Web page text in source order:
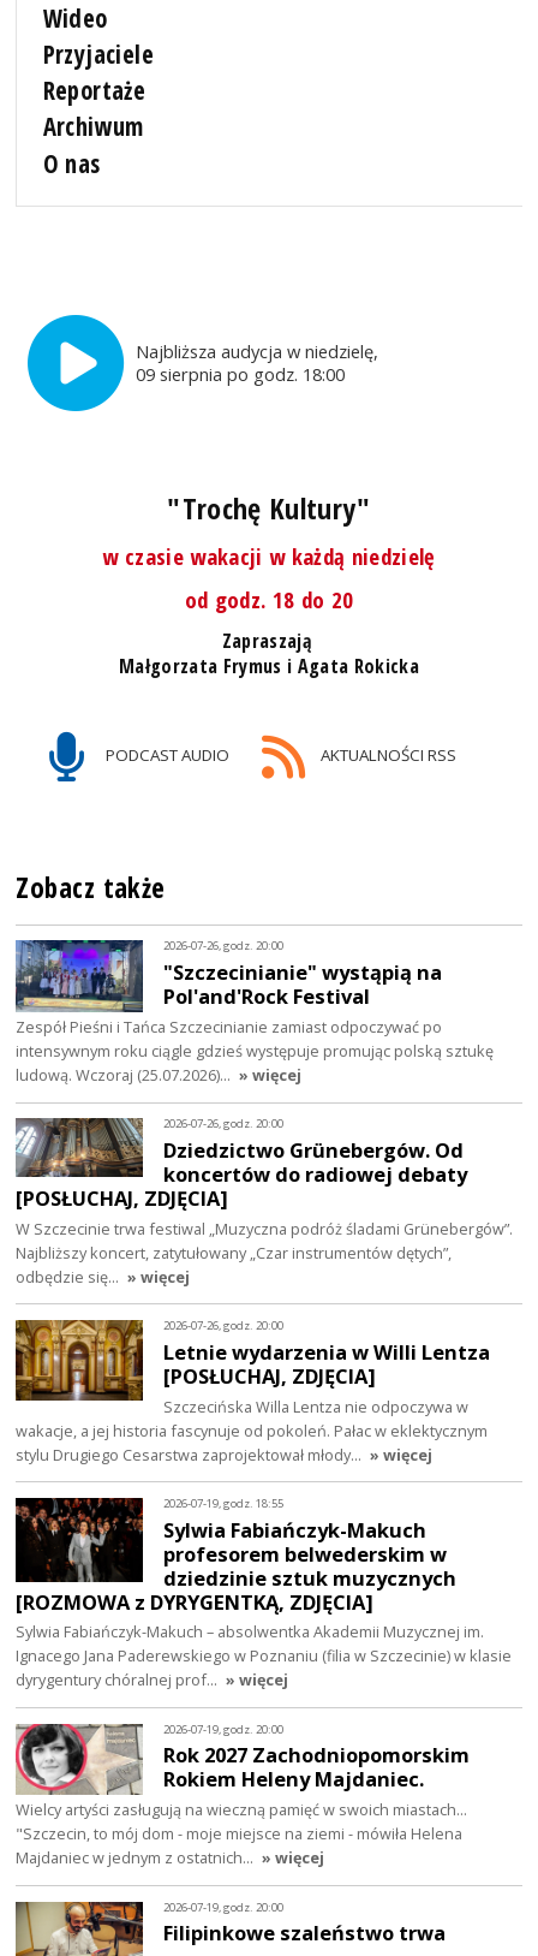
Wideo
Przyjaciele
Reportaże
Archiwum
O nas
Najbliższa audycja w niedzielę,
09 sierpnia po godz. 18:00
"Trochę Kultury"
w czasie wakacji w każdą niedzielę
od godz. 18 do 20
Zapraszają
Małgorzata Frymus i Agata Rokicka
PODCAST AUDIO AKTUALNOŚCI RSS
Zobacz także
2026-07-26, godz. 20:00
"Szczecinianie" wystąpią na
Pol'and'Rock Festival
Zespół Pieśni i Tańca Szczecinianie zamiast odpoczywać po
intensywnym roku ciągle gdzieś występuje promując polską sztukę
ludową. Wczoraj (25.07.2026)… » więcej
2026-07-26, godz. 20:00
Dziedzictwo Grünebergów. Od
koncertów do radiowej debaty
[POSŁUCHAJ, ZDJĘCIA]
W Szczecinie trwa festiwal „Muzyczna podróż śladami Grünebergów”.
Najbliższy koncert, zatytułowany „Czar instrumentów dętych”,
odbędzie się… » więcej
2026-07-26, godz. 20:00
Letnie wydarzenia w Willi Lentza
[POSŁUCHAJ, ZDJĘCIA]
Szczecińska Willa Lentza nie odpoczywa w
wakacje, a jej historia fascynuje od pokoleń. Pałac w eklektycznym
stylu Drugiego Cesarstwa zaprojektował młody… » więcej
2026-07-19, godz. 18:55
Sylwia Fabiańczyk-Makuch
profesorem belwederskim w
dziedzinie sztuk muzycznych
[ROZMOWA z DYRYGENTKĄ, ZDJĘCIA]
Sylwia Fabiańczyk-Makuch – absolwentka Akademii Muzycznej im.
Ignacego Jana Paderewskiego w Poznaniu (filia w Szczecinie) w klasie
dyrygentury chóralnej prof… » więcej
2026-07-19, godz. 20:00
Rok 2027 Zachodniopomorskim
Rokiem Heleny Majdaniec.
Wielcy artyści zasługują na wieczną pamięć w swoich miastach...
"Szczecin, to mój dom - moje miejsce na ziemi - mówiła Helena
Majdaniec w jednym z ostatnich… » więcej
2026-07-19, godz. 20:00
Filipinkowe szaleństwo trwa